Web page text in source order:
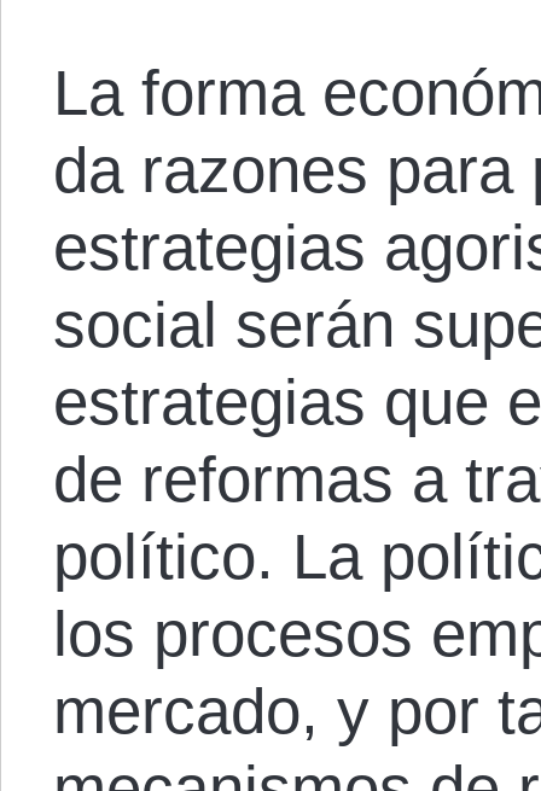
La forma
da razones para
estrategias
social serán
estrategias que
de reformas a
político. La
los procesos
mercado, y por